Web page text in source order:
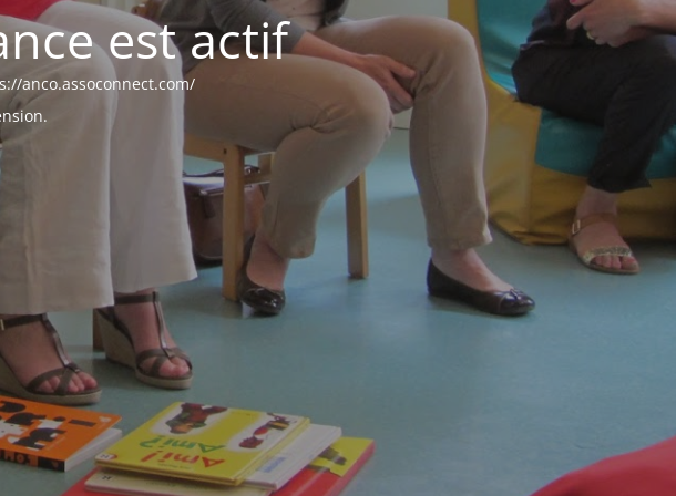
est actif
anco.assoconnect.com/